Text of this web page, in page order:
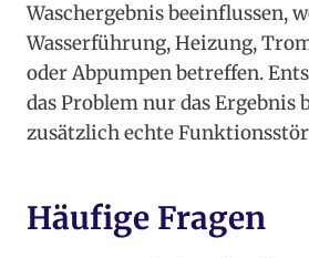
Waschergebnis beeinflussen,
Wasserführung, Heizung,
oder Abpumpen betreffen.
das Problem nur das Ergebnis
zusätzlich echte
Häufige Fragen